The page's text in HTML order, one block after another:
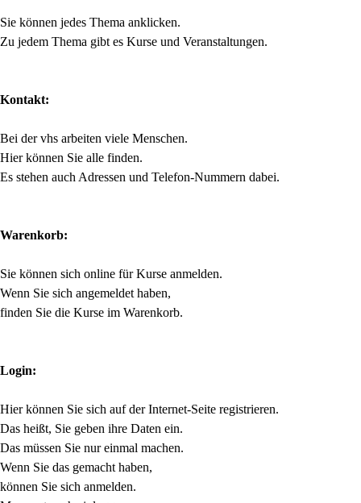
Sie können jedes Thema anklicken.
Zu jedem Thema gibt es Kurse und Veranstaltungen.
Kontakt:
Bei der vhs arbeiten viele Menschen.
Hier können Sie alle finden.
Es stehen auch Adressen und Telefon-Nummern dabei.
Warenkorb:
Sie können sich online für Kurse anmelden.
Wenn Sie sich angemeldet haben,
finden Sie die Kurse im Warenkorb.
Login:
Hier können Sie sich auf der Internet-Seite registrieren.
Das heißt, Sie geben ihre Daten ein.
Das müssen Sie nur einmal machen.
Wenn Sie das gemacht haben,
können Sie sich anmelden.